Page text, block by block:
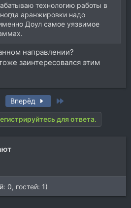
технологию работы в
аранжировки надо
Доул самое уязвимое
направлении?
заинтересовался этим
Вперёд
для ответа.
0, гостей: 1)